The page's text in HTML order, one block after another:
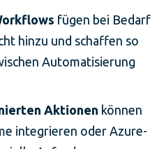
fügen bei Bedarf
hinzu und schaffen so
Automatisierung
Aktionen können
integrieren oder Azure-